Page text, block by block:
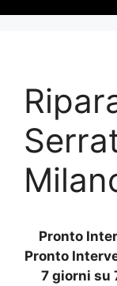
Pronto
Pronto
7 giorni su